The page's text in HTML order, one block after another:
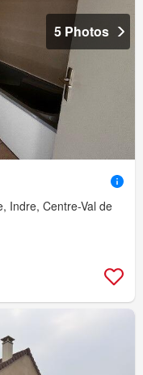
5 Photos
Indre, Centre-Val de